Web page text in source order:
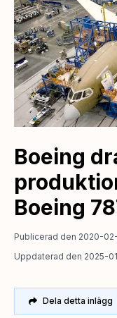
Boeing
Boeing
Publicerad den 2020-
Uppdaterad den 2025-
Dela detta inlägg